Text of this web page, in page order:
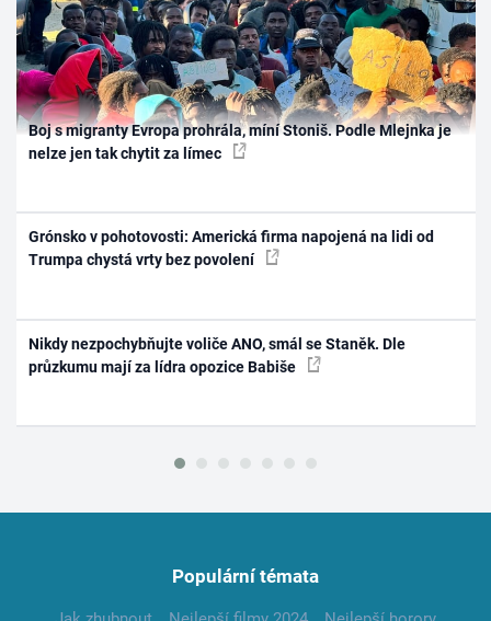
Boj s migranty Evropa prohrála, míní Stoniš. Podle Mlejnka je
nelze jen tak chytit za límec
Grónsko v pohotovosti: Americká firma napojená na lidi od
Trumpa chystá vrty bez povolení
Nikdy nezpochybňujte voliče ANO, smál se Staněk. Dle
průzkumu mají za lídra opozice Babiše
Populární témata